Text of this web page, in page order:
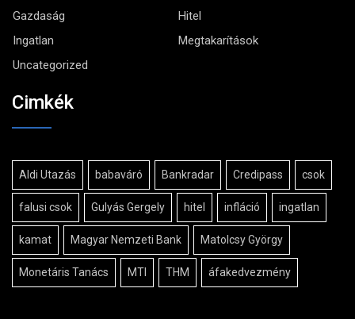
Gazdaság
Hitel
Ingatlan
Megtakarítások
Uncategorized
Cimkék
Aldi Utazás babaváró Bankradar Credipass csok
falusi csok Gulyás Gergely hitel infláció ingatlan
kamat Magyar Nemzeti Bank Matolcsy György
Monetáris Tanács MTI THM áfakedvezmény